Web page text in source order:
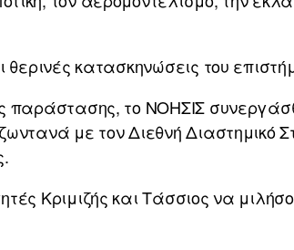
κατασκηνώσεις του
παράστασης, το ΝΟΗΣΙΣ
με τον Διεθνή Διαστημικό
Κριμιζής και Τάσσιος να